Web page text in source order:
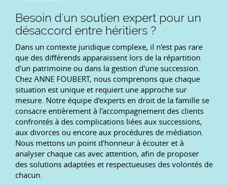
Besoin d'un soutien expert pour un
désaccord entre héritiers ?
Dans un contexte juridique complexe, il n'est pas rare
que des différends apparaissent lors de la répartition
d'un patrimoine ou dans la gestion d'une succession.
Chez ANNE FOUBERT, nous comprenons que chaque
situation est unique et requiert une approche sur
mesure. Notre équipe d'experts en droit de la famille se
consacre entièrement à l'accompagnement des clients
confrontés à des complications liées aux successions,
aux divorces ou encore aux procédures de médiation.
Nous mettons un point d'honneur à écouter et à
analyser chaque cas avec attention, afin de proposer
des solutions adaptées et respectueuses des volontés de
chacun.